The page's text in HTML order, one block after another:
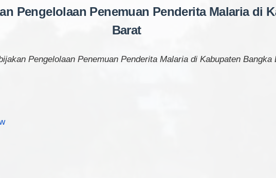
Pengelolaan Penemuan Penderita Malaria di
Barat
Pengelolaan Penemuan Penderita Malaria di Kabupaten Bangka